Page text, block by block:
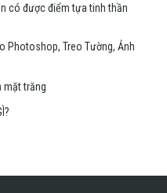
có được điểm tựa tinh thần
Photoshop, Treo Tường, Ảnh
mặt trăng